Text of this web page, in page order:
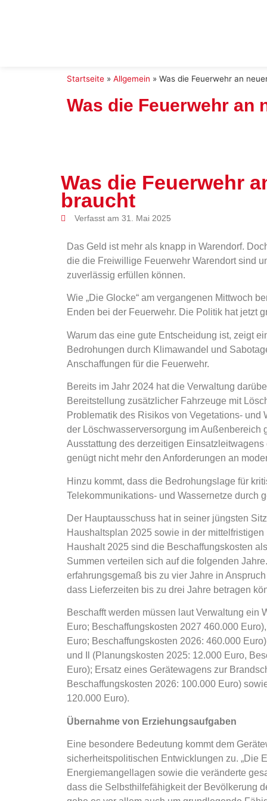
Startseite » Allgemein » Was die Feuerwehr an
Was die Feuerwehr an
Was die Feuerwehr
braucht
Verfasst am 31. Mai 2025
Das Geld ist mehr als knapp in Warendorf.
die die Freiwillige Feuerwehr Warendort sind
zuverlässig erfüllen können.
Wie „Die Glocke“ am vergangenen Mittwoch
Enden bei der Feuerwehr. Die Politik hat jetzt
Warum das eine gute Entscheidung ist, zeigt
Bedrohungen durch Klimawandel und
Anschaffungen für die Feuerwehr.
Bereits im Jahr 2024 hat die Verwaltung
Bereitstellung zusätzlicher Fahrzeuge mit
Problematik des Risikos von Vegetations-
der Löschwasserversorgung im
Ausstattung des derzeitigen
genügt nicht mehr den Anforderungen an
Hinzu kommt, dass die Bedrohungslage für
Telekommunikations- und Wassernetze durch
Der Hauptausschuss hat in seiner jüngsten
Haushaltsplan 2025 sowie in der
Haushalt 2025 sind die Beschaffungskosten
Summen verteilen sich auf die folgenden
erfahrungsgemaß bis zu vier Jahre in
dass Lieferzeiten bis zu drei Jahre betragen
Beschafft werden müssen laut Verwaltung ein
Euro; Beschaffungskosten 2027 460.000
Euro; Beschaffungskosten 2026: 460.000
und Il (Planungskosten 2025: 12.000 Euro,
Euro); Ersatz eines Gerätewagens zur
Beschaffungskosten 2026: 100.000 Euro)
120.000 Euro).
Übernahme von Erziehungsaufgaben
Eine besondere Bedeutung kommt dem
sicherheitspolitischen Entwicklungen zu. „Die
Energiemangellagen sowie die veränderte
dass die Selbsthilfefähigkeit der Bevölkerung